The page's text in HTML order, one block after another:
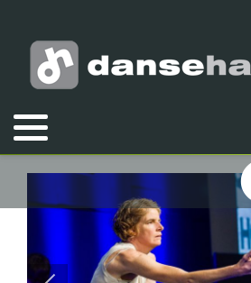
Vous êtes ici :
2024